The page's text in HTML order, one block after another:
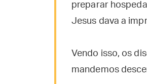
preparar
Jesus dava a
Vendo isso, os
mandemos